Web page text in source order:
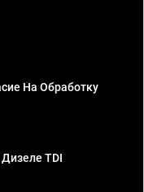
На Обработку
TDI